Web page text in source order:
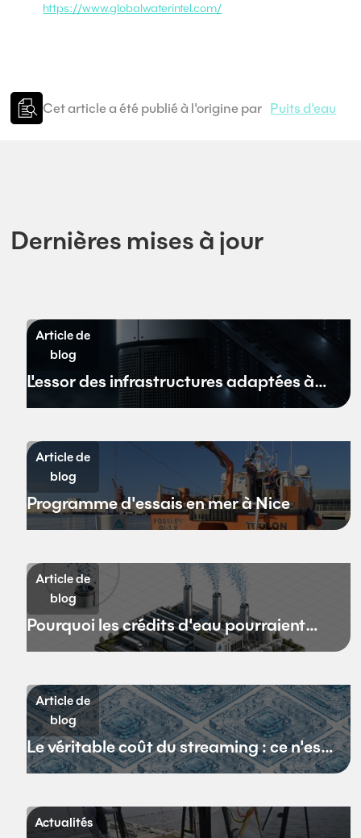
https://www.globalwaterintel.com/
Cet article a été publié à l'origine par Puits d'eau
Dernières mises à jour
Article de
blog
L'essor des infrastructures adaptées à
l'environnement aquatique
Article de
blog
Programme d'essais en mer à Nice
Article de
blog
Pourquoi les crédits d'eau pourraient
remplacer les crédits carbone
Article de
blog
Le véritable coût du streaming : ce n'est
pas la bande passante
Actualités